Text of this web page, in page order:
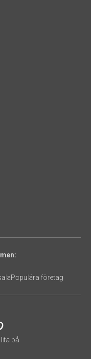
Populära företag
på